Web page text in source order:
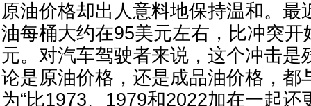
原油价格却出人意料地保持温和。最
油每桶大约在95美元左右，比冲突开
元。对汽车驾驶者来说，这个冲击是
论是原油价格，还是成品油价格，都
为“比1973、1979和2022加在一起还